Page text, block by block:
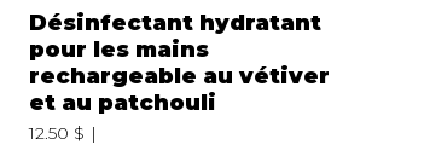
Désinfectant hydratant
pour les mains
rechargeable au vétiver
et au patchouli
12.50 $